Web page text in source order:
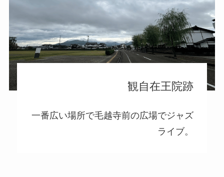
観自在王院跡
一番広い場所で毛越寺前の広場でジャズ
ライブ。